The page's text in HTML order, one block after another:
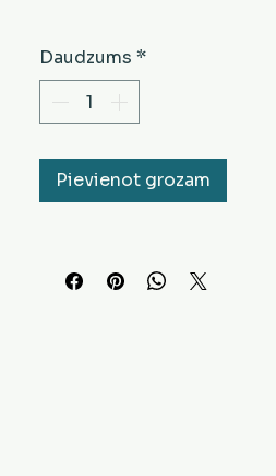
Daudzums *
Pievienot grozam